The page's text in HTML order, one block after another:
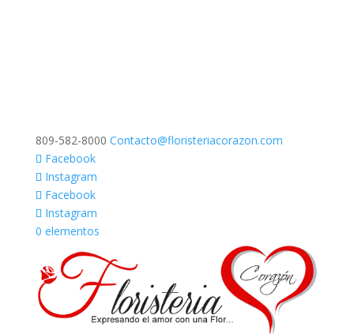
809-582-8000 Contacto@floristeriacorazon.com
Facebook
Instagram
Facebook
Instagram
0 elementos